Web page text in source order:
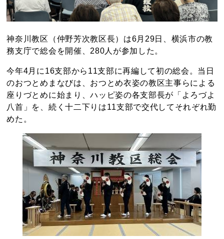
神奈川教区（仲野芳次教区長）は6月29日、横浜市の教
務支庁で総会を開催、280人が参加した。
今年4月に16支部から11支部に再編して初の総会。当日
のおつとめまなびは、おつとめ衣姿の教区主事らによる
座りづとめに始まり、ハッピ姿の各支部長が「よろづよ
八首」を、続く十二下りは11支部で交代してそれぞれ勤
めた。